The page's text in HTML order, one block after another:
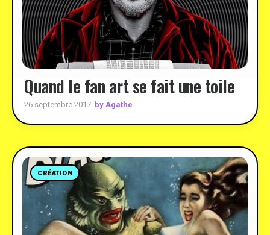
Quand le fan art se fait une toile
26 septembre 2017 by Agathe
CRÉATION